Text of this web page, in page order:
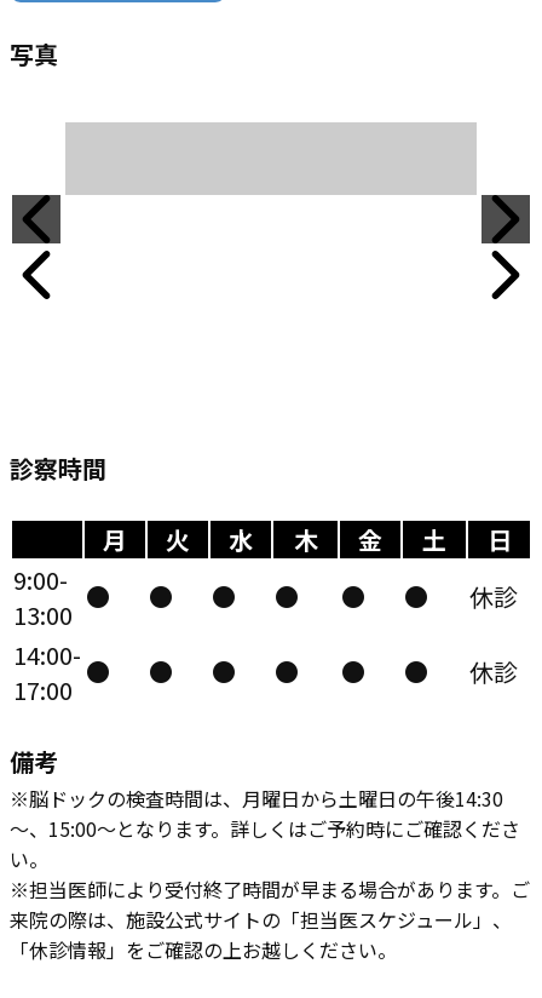
写真
診察時間
月 火 水 木 金 土
日
9:00-
13:00
● ● ● ● ● ●
休診
14:00-
17:00
● ● ● ● ● ● 休診
備考
※脳ドックの検査時間は、月曜日から土曜日の午後14:30
～、15:00～となります。詳しくはご予約時にご確認くださ
い。
※担当医師により受付終了時間が早まる場合があります。ご
来院の際は、施設公式サイトの「担当医スケジュール」、
「休診情報」をご確認の上お越しください。